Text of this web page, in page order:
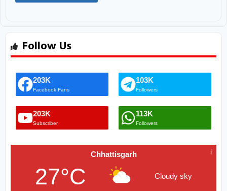
Follow Us
203K
Facebook Fans
103K
Followers
203K
Subscriber
113K
Followers
Chhattisgarh
27°C Cloudy sky